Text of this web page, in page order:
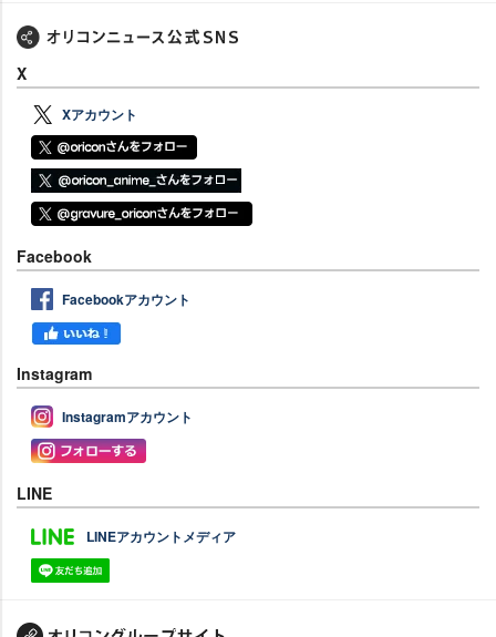
X
Xアカウント
Facebook
Facebookアカウント
Instagram
Instagramアカウント
LINE
LINEアカウントメディア